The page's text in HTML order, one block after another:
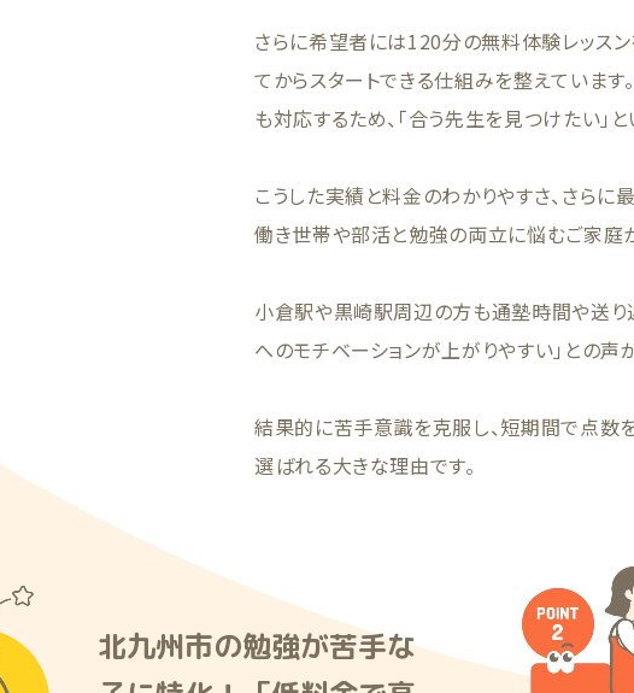
さらに希望者には120分の無料体験レッス
てからスタートできる仕組みを整えていま
も対応するため、「合う先生を見つけたい」
こうした実績と料金のわかりやすさ、さら
働き世帯や部活と勉強の両立に悩むご家庭
小倉駅や黒崎駅周辺の方も通塾時間や送り
へのモチベーションが上がりやすい」との声
結果的に苦手意識を克服し、短期間で点数
選ばれる大きな理由です。
北九州市の勉強が苦手な